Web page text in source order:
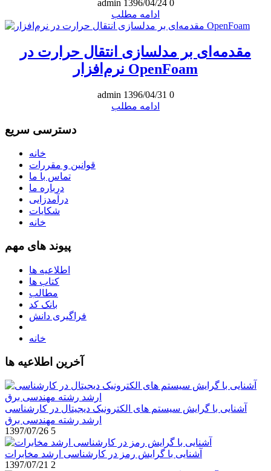
admin 1396/04/24 0
ادامه مطلب
مقدمه‌ای بر مدلسازی انتقال حرارت در
نرم‌افزار OpenFoam
admin 1396/04/31 0
ادامه مطلب
دسترسی سریع
خانه
قوانین و مقررات
تماس با ما
درباره ما
درآمدزایی
شکایات
خانه
پیوند های مهم
اطلاعیه ها
کتاب ها
مطالب
بانک کد
فراگیری دانش
خانه
آخرین اطلاعیه ها
آشنایی با گرایش سیستم های الکترونیک دیجیتال در کارشناسی
ارشد رشته مهندسی برق
1397/07/26 5
آشنایی با گرایش رمز در کارشناسی ارشد مخابرات
1397/07/21 2